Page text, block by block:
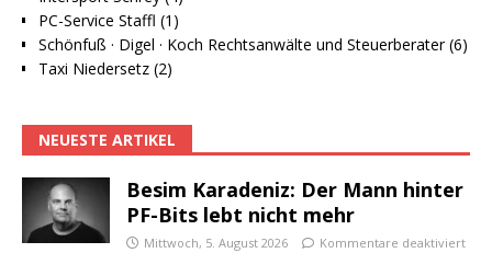
PC-Service Staffl (1)
Schönfuß · Digel · Koch Rechtsanwälte und Steuerberater (6)
Taxi Niedersetz (2)
NEUESTE ARTIKEL
Besim Karadeniz: Der Mann hinter
PF-Bits lebt nicht mehr
Mittwoch, 5. August 2026 Kommentare deaktiviert